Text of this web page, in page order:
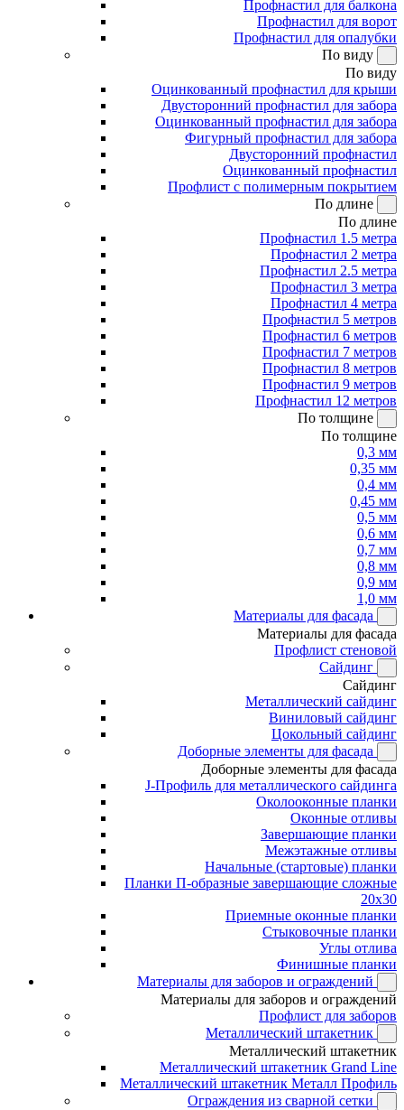
Профнастил для балкона
Профнастил для ворот
Профнастил для опалубки
По виду
По виду
Оцинкованный профнастил для крыши
Двусторонний профнастил для забора
Оцинкованный профнастил для забора
Фигурный профнастил для забора
Двусторонний профнастил
Оцинкованный профнастил
Профлист с полимерным покрытием
По длине
По длине
Профнастил 1.5 метра
Профнастил 2 метра
Профнастил 2.5 метра
Профнастил 3 метра
Профнастил 4 метра
Профнастил 5 метров
Профнастил 6 метров
Профнастил 7 метров
Профнастил 8 метров
Профнастил 9 метров
Профнастил 12 метров
По толщине
По толщине
0,3 мм
0,35 мм
0,4 мм
0,45 мм
0,5 мм
0,6 мм
0,7 мм
0,8 мм
0,9 мм
1,0 мм
Материалы для фасада
Материалы для фасада
Профлист стеновой
Сайдинг
Сайдинг
Металлический сайдинг
Виниловый сайдинг
Цокольный сайдинг
Доборные элементы для фасада
Доборные элементы для фасада
J-Профиль для металлического сайдинга
Околооконные планки
Оконные отливы
Завершающие планки
Межэтажные отливы
Начальные (стартовые) планки
Планки П-образные завершающие сложные
20x30
Приемные оконные планки
Стыковочные планки
Углы отлива
Финишные планки
Материалы для заборов и ограждений
Материалы для заборов и ограждений
Профлист для заборов
Металлический штакетник
Металлический штакетник
Металлический штакетник Grand Line
Металлический штакетник Металл Профиль
Ограждения из сварной сетки